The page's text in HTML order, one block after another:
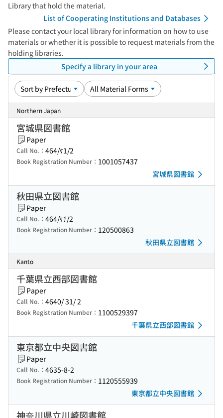
Library that hold the material.
List of Cooperating Institutions and Databases
Please contact your local library for information on how to use
materials or whether it is possible to request materials from the
holding libraries.
Specify a library in your area
Northern Japan
宮城県図書館
Paper
Call No.： 464/ｹ1/2
Book Registration Number： 1001057437
宮城県図書館
秋田県立図書館
Paper
Call No.： 464/ｹﾁ/2
Book Registration Number： 120500863
秋田県立図書館
Kanto
千葉県立西部図書館
Paper
Call No.： 4640/ 31/ 2
Book Registration Number： 1100529397
千葉県立西部図書館
東京都立中央図書館
Paper
Call No.： 4635-8-2
Book Registration Number： 1120555939
東京都立中央図書館
神奈川県立川崎図書館